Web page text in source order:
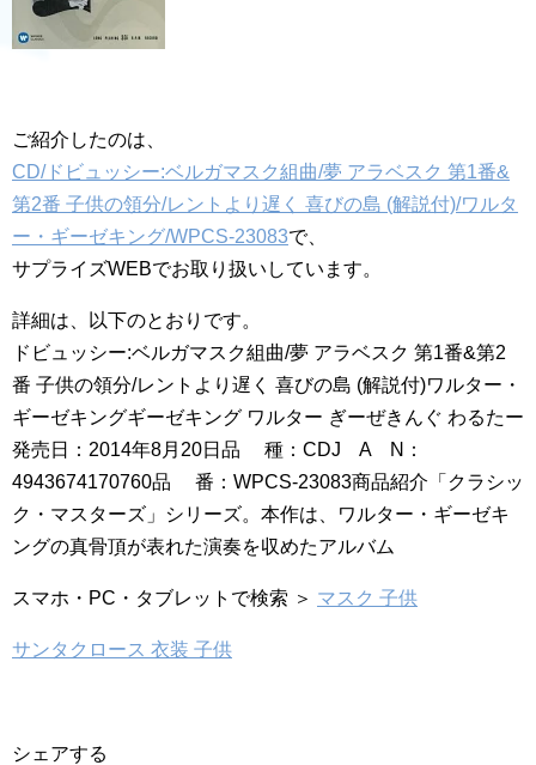
ご紹介したのは、
CD/ドビュッシー:ベルガマスク組曲/夢 アラベスク 第1番&
第2番 子供の領分/レントより遅く 喜びの島 (解説付)/ワルタ
ー・ギーゼキング/WPCS-23083で、
サプライズWEBでお取り扱いしています。
詳細は、以下のとおりです。
ドビュッシー:ベルガマスク組曲/夢 アラベスク 第1番&第2
番 子供の領分/レントより遅く 喜びの島 (解説付)ワルター・
ギーゼキングギーゼキング ワルター ぎーぜきんぐ わるたー
発売日：2014年8月20日品 種：CDJ A N：
4943674170760品 番：WPCS-23083商品紹介「クラシッ
ク・マスターズ」シリーズ。本作は、ワルター・ギーゼキ
ングの真骨頂が表れた演奏を収めたアルバム
スマホ・PC・タブレットで検索 ＞ マスク 子供
サンタクロース 衣装 子供
シェアする